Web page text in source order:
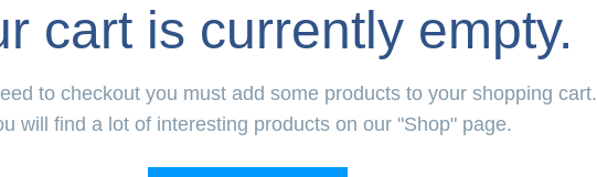
cart is currently empty.
to checkout you must add some products to your shopping cart.
will find a lot of interesting products on our "Shop" page.